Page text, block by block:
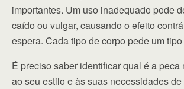
importantes. Um uso inadequado pode
caído ou vulgar, causando o efeito
espera. Cada tipo de corpo pede um
É preciso saber identificar qual é a
ao seu estilo e às suas necessidades